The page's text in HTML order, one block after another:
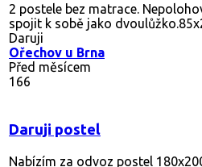
2 postele bez matrace.
spojit k sobě jako
Daruji
Ořechov u Brna
Před měsícem
166
Daruji postel
Nabízím za odvoz postel